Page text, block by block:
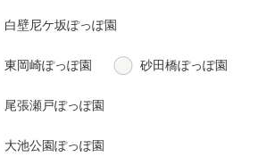
白壁尼ケ坂ぽっぽ園
東岡崎ぽっぽ園 砂田橋ぽっぽ園
尾張瀬戸ぽっぽ園
大池公園ぽっぽ園